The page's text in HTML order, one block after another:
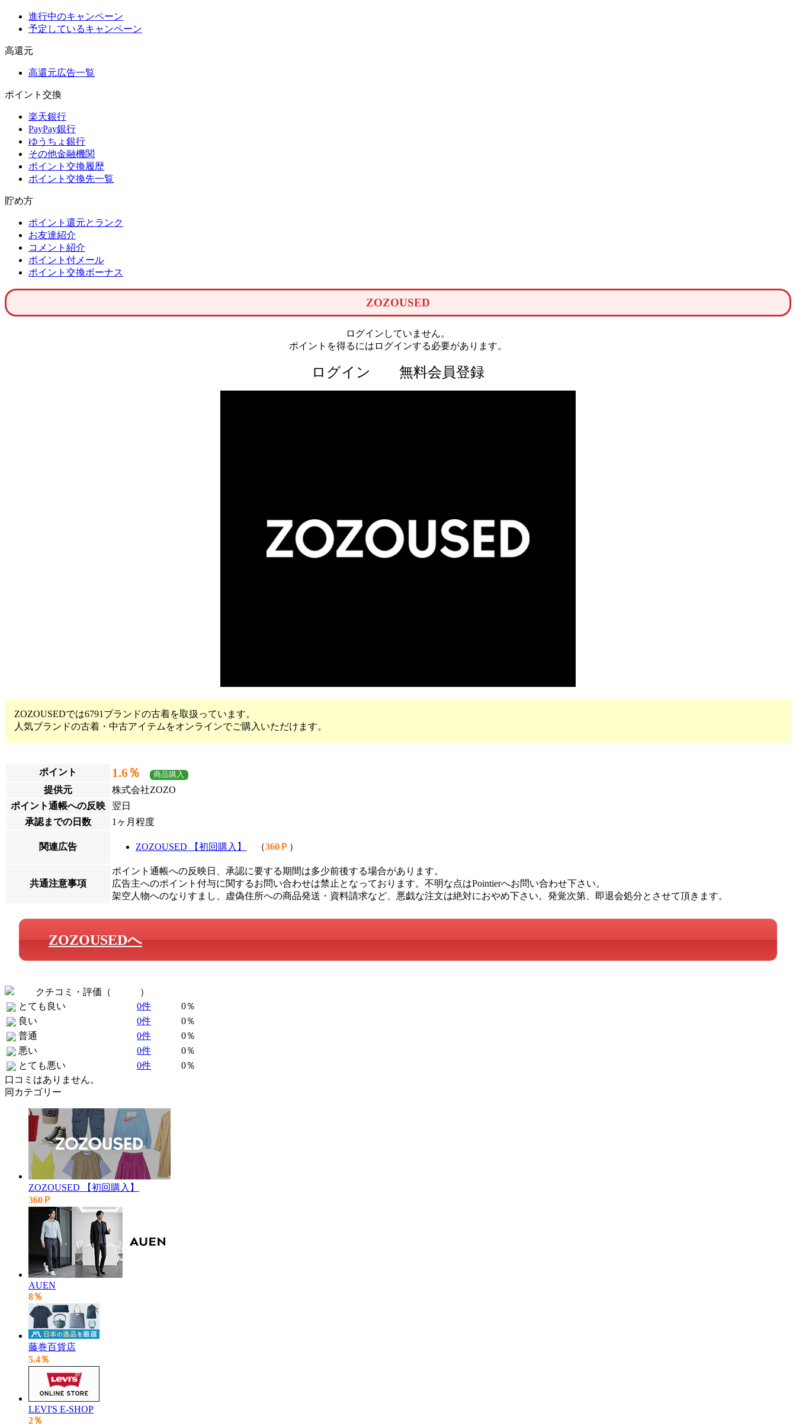
進行中のキャンペーン
予定しているキャンペーン
高還元
高還元広告一覧
ポイント交換
楽天銀行
PayPay銀行
ゆうちょ銀行
その他金融機関
ポイント交換履歴
ポイント交換先一覧
貯め方
ポイント還元とランク
お友達紹介
コメント紹介
ポイント付メール
ポイント交換ボーナス
ZOZOUSED
ログインしていません。
ポイントを得るにはログインする必要があります。
ログイン 無料会員登録
ZOZOUSEDでは6791ブランドの古着を取扱っています。
人気ブランドの古着・中古アイテムをオンラインでご購入いただけます。
ポイント 1.6％ 商品購入
提供元
株式会社ZOZO
ポイント通帳への反映
翌日
承認までの日数
1ヶ月程度
関連広告 ZOZOUSED 【初回購入】 （360Ｐ ）
共通注意事項
ポイント通帳への反映日、承認に要する期間は多少前後する場合があります。
広告主へのポイント付与に関するお問い合わせは禁止となっております。不明な点はPointierへお問い合わせ下さい。
架空人物へのなりすまし、虚偽住所への商品発送・資料請求など、悪戯な注文は絶対におやめ下さい。発覚次第、即退会処分とさせて頂きます。
ZOZOUSEDへ
クチコミ・評価（
）
とても良い
0件
0％
良い
0件
0％
普通
0件
0％
悪い
0件
0％
とても悪い
0件
0％
口コミはありません。
同カテゴリー
ZOZOUSED 【初回購入】
360Ｐ
AUEN
8％
藤巻百貨店
5.4％
LEVI'S E-SHOP
2％